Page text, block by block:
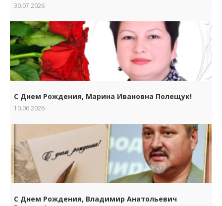
30.07.2026
С Днем Рождения, Марина Ивановна Полещук!
10.06.2026
С Днем Рождения, Владимир Анатольевич